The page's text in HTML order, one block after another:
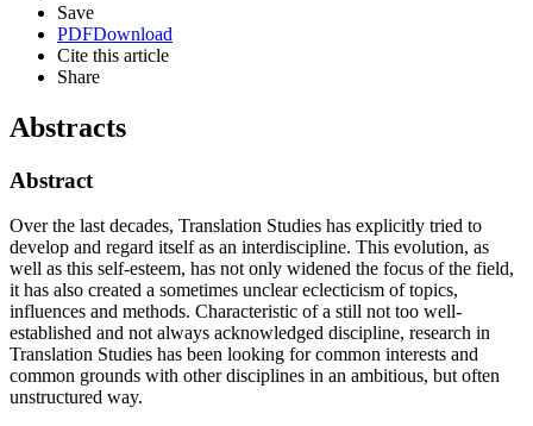
Save
PDFDownload
Cite this article
Share
Abstracts
Abstract
Over the last decades, Translation Studies has explicitly tried to
develop and regard itself as an interdiscipline. This evolution, as
well as this self-esteem, has not only widened the focus of the field,
it has also created a sometimes unclear eclecticism of topics,
influences and methods. Characteristic of a still not too well-
established and not always acknowledged discipline, research in
Translation Studies has been looking for common interests and
common grounds with other disciplines in an ambitious, but often
unstructured way.